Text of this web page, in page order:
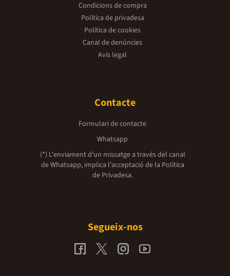
Condicions de compra
Política de privadesa
Política de cookies
Canal de denúncies
Avís legal
Contacte
Formulari de contacte
Whatsapp
(*) L'enviament d’un missatge a través del canal
de Whatsapp, implica l'acceptació de la Política
de Privadesa.
Segueix-nos